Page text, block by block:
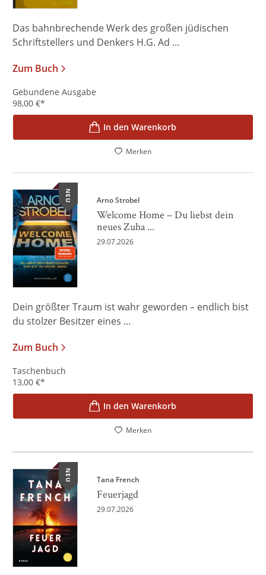
Das bahnbrechende Werk des großen jüdischen
Schriftstellers und Denkers H.G. Ad ...
Zum Buch
Gebundene Ausgabe
98,00 €*
In den Warenkorb
Merken
NEU Arno Strobel
Welcome Home – Du liebst dein
neues Zuha ...
29.07.2026
Dein größter Traum ist wahr geworden – endlich bist
du stolzer Besitzer eines ...
Zum Buch
Taschenbuch
13,00 €*
In den Warenkorb
Merken
NEU Tana French
Feuerjagd
29.07.2026